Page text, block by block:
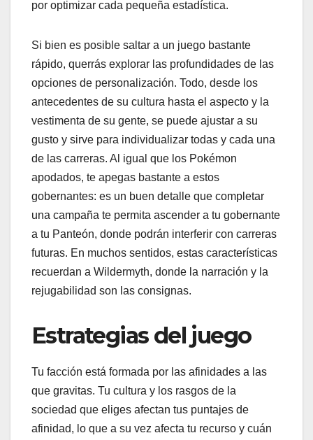
por optimizar cada pequeña estadística.
Si bien es posible saltar a un juego bastante
rápido, querrás explorar las profundidades de las
opciones de personalización. Todo, desde los
antecedentes de su cultura hasta el aspecto y la
vestimenta de su gente, se puede ajustar a su
gusto y sirve para individualizar todas y cada una
de las carreras. Al igual que los Pokémon
apodados, te apegas bastante a estos
gobernantes: es un buen detalle que completar
una campaña te permita ascender a tu gobernante
a tu Panteón, donde podrán interferir con carreras
futuras. En muchos sentidos, estas características
recuerdan a Wildermyth, donde la narración y la
rejugabilidad son las consignas.
Estrategias del juego
Tu facción está formada por las afinidades a las
que gravitas. Tu cultura y los rasgos de la
sociedad que eliges afectan tus puntajes de
afinidad, lo que a su vez afecta tu recurso y cuán